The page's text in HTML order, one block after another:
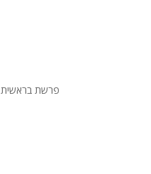
פרשת בראשית